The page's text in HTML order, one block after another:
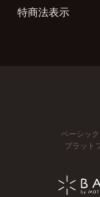
特商法表示
ベーシッ
プラット